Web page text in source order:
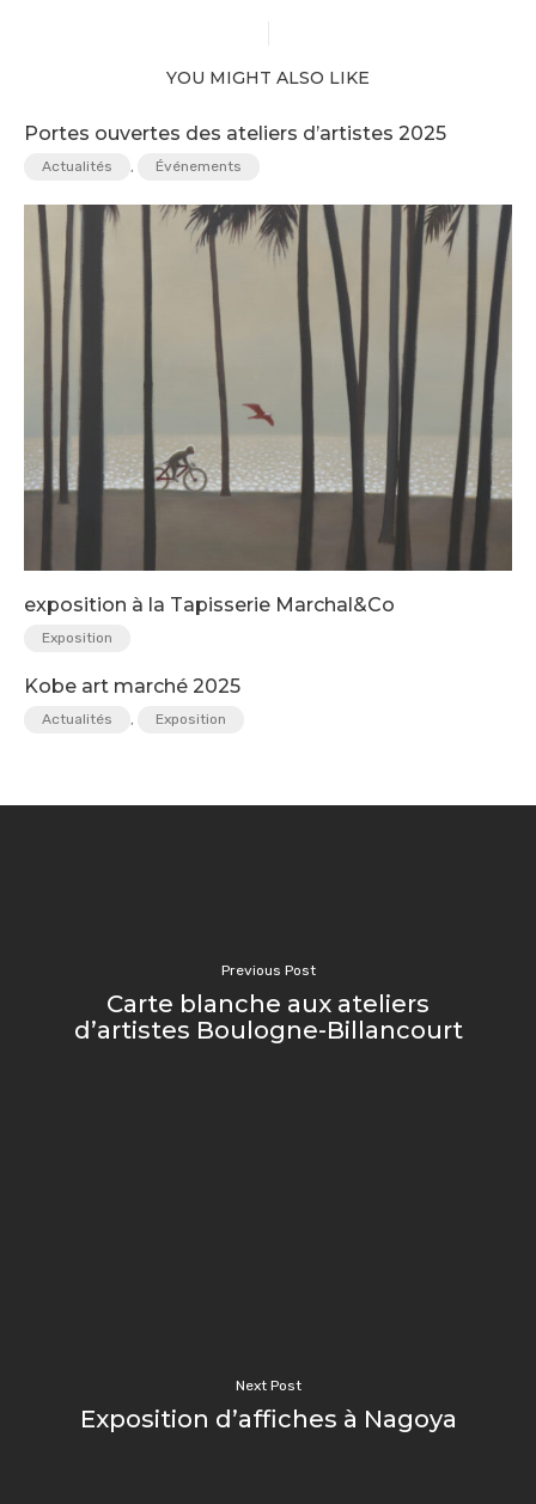
YOU MIGHT ALSO LIKE
Portes ouvertes des ateliers d’artistes 2025
Actualités , Événements
exposition à la Tapisserie Marchal&Co
Exposition
Kobe art marché 2025
Actualités , Exposition
Previous Post
Carte blanche aux ateliers
d’artistes Boulogne-Billancourt
Next Post
Exposition d’affiches à Nagoya